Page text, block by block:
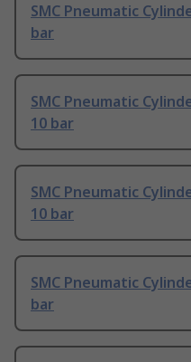
SMC Pneumatic
bar
SMC Pneumatic
10 bar
SMC Pneumatic
10 bar
SMC Pneumatic
bar